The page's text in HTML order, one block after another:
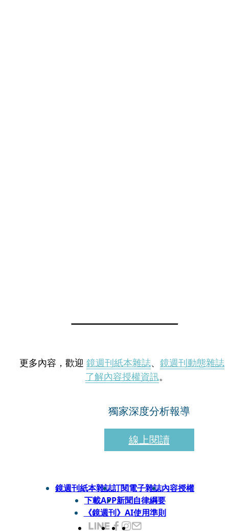
更多內容，歡迎 鏡週刊紙本雜誌、 鏡週刊動態雜誌
了解內容授權資訊。
獨家深度分析報導
線上閱讀
鏡週刊紙本雜誌訂閱電子雜誌內容授權
下載APP新聞自律綱要
《鏡週刊》AI使用準則